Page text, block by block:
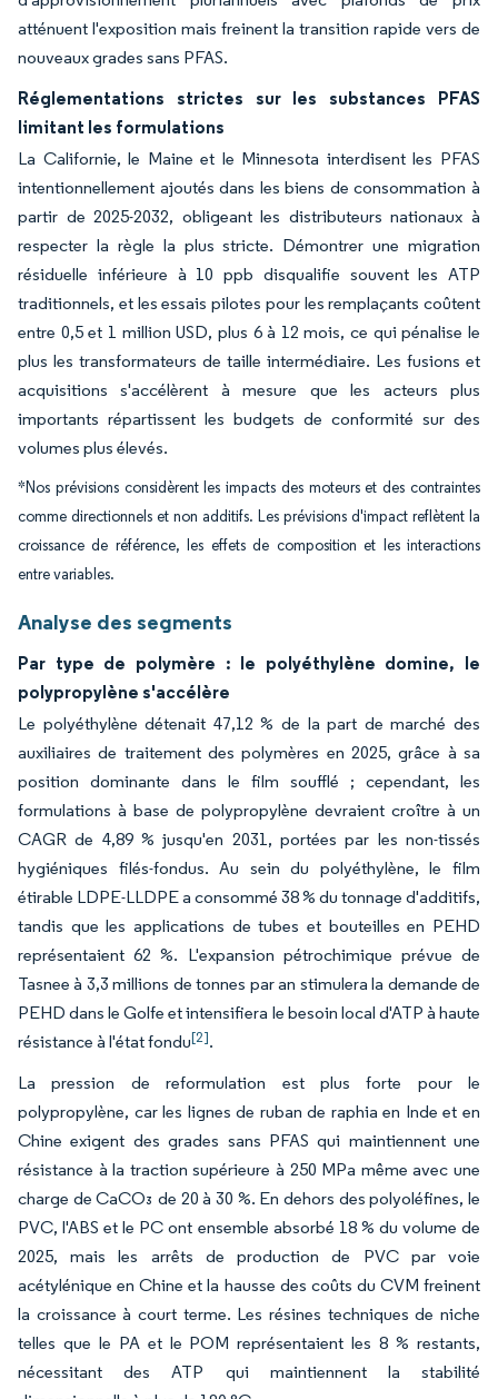
atténuent l'exposition mais freinent la transition rapide vers de
nouveaux grades sans PFAS.
Réglementations strictes sur les substances PFAS
limitant les formulations
La Californie, le Maine et le Minnesota interdisent les PFAS
intentionnellement ajoutés dans les biens de consommation à
partir de 2025-2032, obligeant les distributeurs nationaux à
respecter la règle la plus stricte. Démontrer une migration
résiduelle inférieure à 10 ppb disqualifie souvent les ATP
traditionnels, et les essais pilotes pour les remplaçants coûtent
entre 0,5 et 1 million USD, plus 6 à 12 mois, ce qui pénalise le
plus les transformateurs de taille intermédiaire. Les fusions et
acquisitions s'accélèrent à mesure que les acteurs plus
importants répartissent les budgets de conformité sur des
volumes plus élevés.
*Nos prévisions considèrent les impacts des moteurs et des contraintes
comme directionnels et non additifs. Les prévisions d'impact reflètent la
croissance de référence, les effets de composition et les interactions
entre variables.
Analyse des segments
Par type de polymère : le polyéthylène domine, le
polypropylène s'accélère
Le polyéthylène détenait 47,12 % de la part de marché des
auxiliaires de traitement des polymères en 2025, grâce à sa
position dominante dans le film soufflé ; cependant, les
formulations à base de polypropylène devraient croître à un
CAGR de 4,89 % jusqu'en 2031, portées par les non-tissés
hygiéniques filés-fondus. Au sein du polyéthylène, le film
étirable LDPE-LLDPE a consommé 38 % du tonnage d'additifs,
tandis que les applications de tubes et bouteilles en PEHD
représentaient 62 %. L'expansion pétrochimique prévue de
Tasnee à 3,3 millions de tonnes par an stimulera la demande de
PEHD dans le Golfe et intensifiera le besoin local d'ATP à haute
résistance à l'état fondu[2].
La pression de reformulation est plus forte pour le
polypropylène, car les lignes de ruban de raphia en Inde et en
Chine exigent des grades sans PFAS qui maintiennent une
résistance à la traction supérieure à 250 MPa même avec une
charge de CaCO₃ de 20 à 30 %. En dehors des polyoléfines, le
PVC, l'ABS et le PC ont ensemble absorbé 18 % du volume de
2025, mais les arrêts de production de PVC par voie
acétylénique en Chine et la hausse des coûts du CVM freinent
la croissance à court terme. Les résines techniques de niche
telles que le PA et le POM représentaient les 8 % restants,
nécessitant des ATP qui maintiennent la stabilité